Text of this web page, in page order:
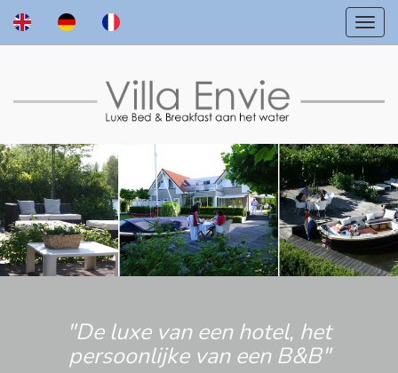
"De luxe van een hotel, het
persoonlijke van een B&B"